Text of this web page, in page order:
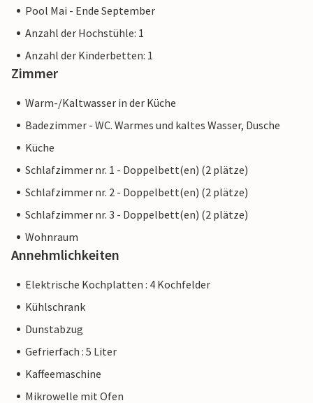
Pool Mai - Ende September
Anzahl der Hochstühle: 1
Anzahl der Kinderbetten: 1
Zimmer
Warm-/Kaltwasser in der Küche
Badezimmer - WC. Warmes und kaltes Wasser, Dusche
Küche
Schlafzimmer nr. 1 - Doppelbett(en) (2 plätze)
Schlafzimmer nr. 2 - Doppelbett(en) (2 plätze)
Schlafzimmer nr. 3 - Doppelbett(en) (2 plätze)
Wohnraum
Annehmlichkeiten
Elektrische Kochplatten : 4 Kochfelder
Kühlschrank
Dunstabzug
Gefrierfach : 5 Liter
Kaffeemaschine
Mikrowelle mit Ofen